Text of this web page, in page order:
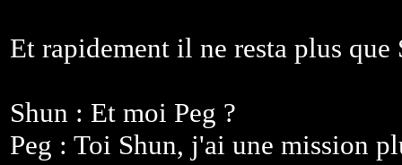
Et rapidement il ne resta plus que
Shun : Et moi Peg ?
Peg : Toi Shun, j'ai une mission